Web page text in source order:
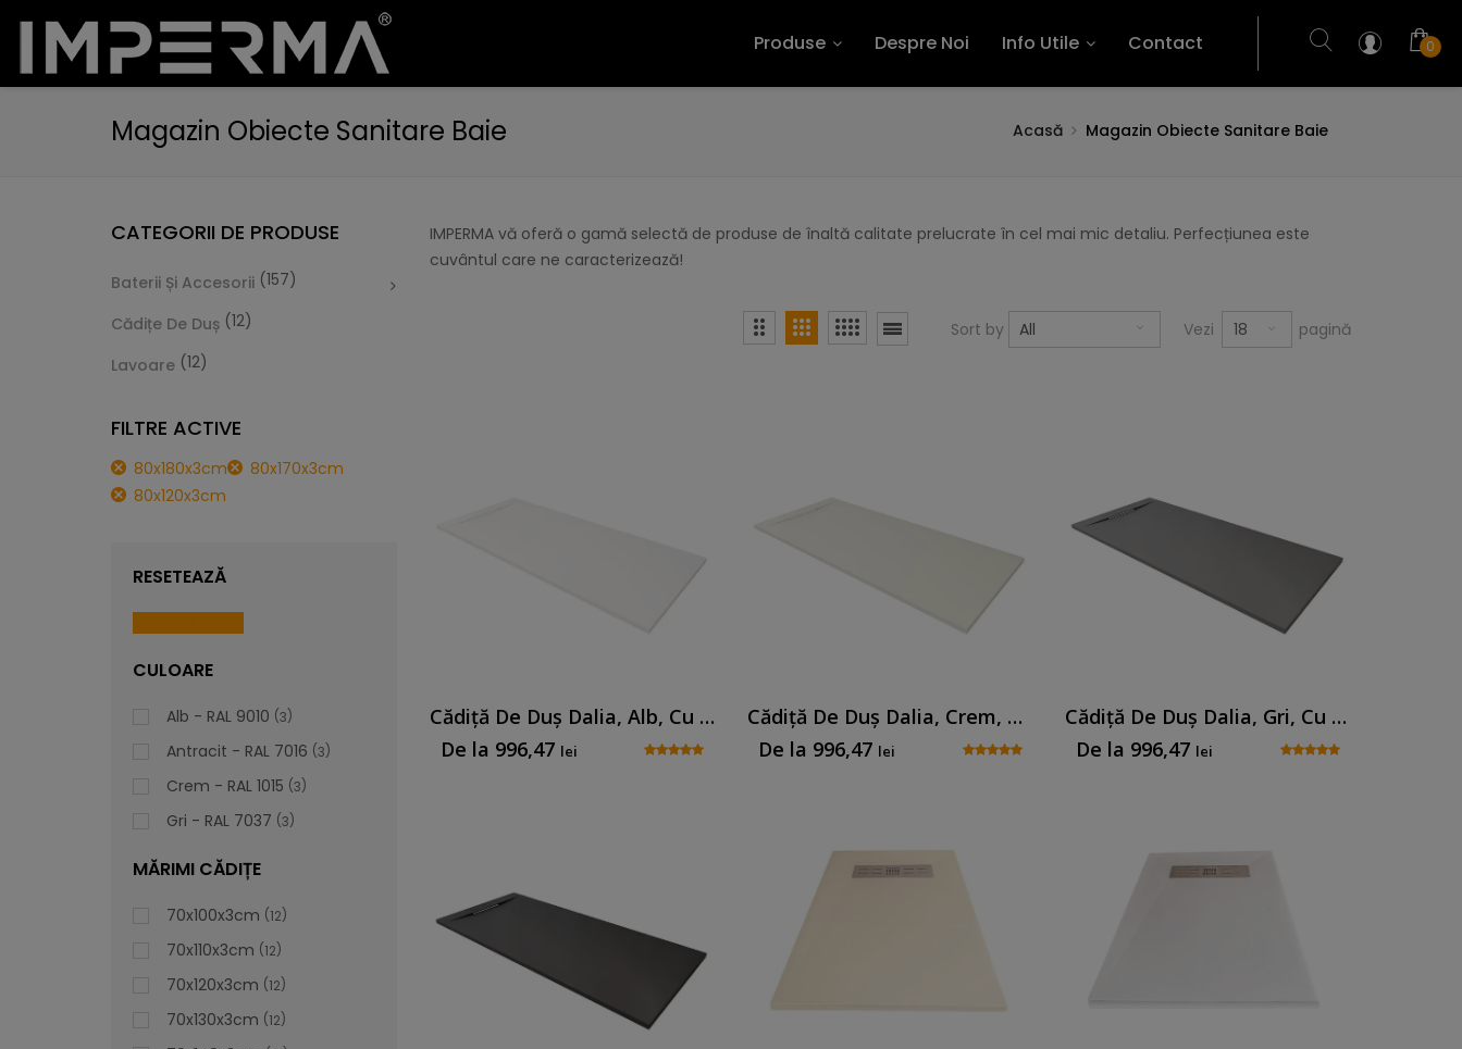
Produse Despre Noi Info Utile Contact 0
Magazin Obiecte Sanitare Baie Acasă Magazin Obiecte Sanitare Baie
IMPERMA vă oferă o gamă selectă de produse de înaltă calitate prelucrate în cel mai mic detaliu. Perfecțiunea este
cuvântul care ne caracterizează!
Sort by All Vezi 18 pagină
Cădiță De Duș Dalia, Alb, Cu Sifon Inclus
De la 996,47 lei
Cădiță De Duș Dalia, Crem, Cu Sifon Inclus
De la 996,47 lei
Cădiță De Duș Dalia, Gri, Cu Sifon Inclus
De la 996,47 lei
CATEGORII DE PRODUSE
Baterii Și Accesorii (157)
Cădițe De Duș (12)
Lavoare (12)
FILTRE ACTIVE
80x180x3cm
80x170x3cm
80x120x3cm
RESETEAZĂ
CULOARE
Alb - RAL 9010 3
Antracit - RAL 7016 3
Crem - RAL 1015 3
Gri - RAL 7037 3
MĂRIMI CĂDIȚE
70x100x3cm 12
70x110x3cm 12
70x120x3cm 12
70x130x3cm 12